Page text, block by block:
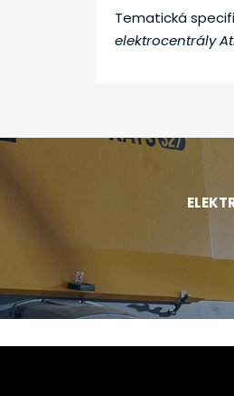
Tematická
elektrocentrály